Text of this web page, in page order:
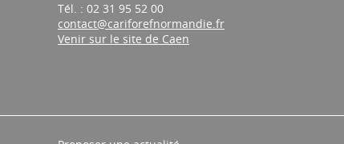
Tél. : 02 31 95 52 00
contact@cariforefnormandie.fr
Venir sur le site de Caen